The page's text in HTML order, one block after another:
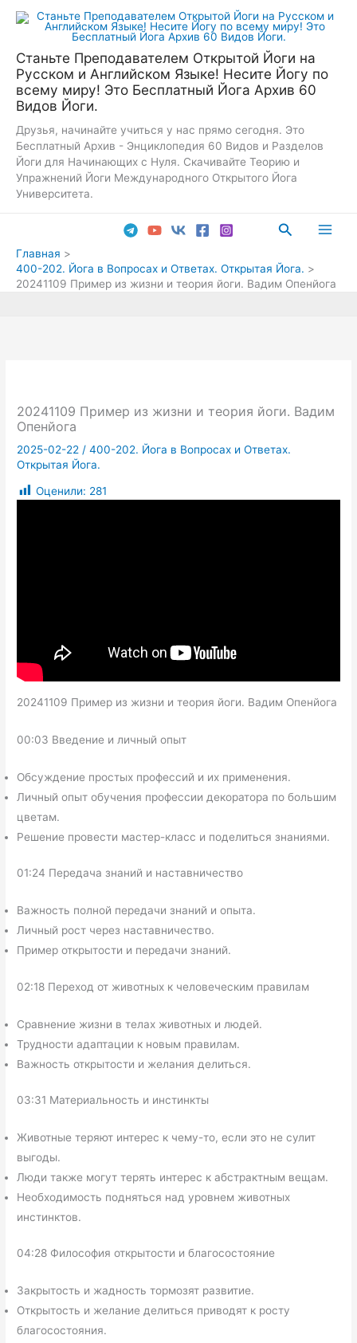
Перейти
Станьте Преподавателем Открытой Йоги на
Русском и Английском Языке! Несите Йогу по
всему миру! Это Бесплатный Йога Архив 60
Видов Йоги.
Друзья, начинайте учиться у нас прямо сегодня. Это
Бесплатный Архив - Энциклопедия 60 Видов и Разделов
Йоги для Начинающих с Нуля. Скачивайте Теорию и
Упражнений Йоги Международного Открытого Йога
Университета.
Поиск
Главная
400-202. Йога в Вопросах и Ответах. Открытая Йога.
20241109 Пример из жизни и теория йоги. Вадим Опенйога
20241109 Пример из жизни и теория йоги. Вадим
Опенйога
2025-02-22 /400-202. Йога в Вопросах и Ответах.
Открытая Йога.
Оценили: 281
20241109 Пример из жизни и теория йоги. Вадим Опенйога
00:03 Введение и личный опыт
Обсуждение простых профессий и их применения.
Личный опыт обучения профессии декоратора по большим
цветам.
Решение провести мастер-класс и поделиться знаниями.
01:24 Передача знаний и наставничество
Важность полной передачи знаний и опыта.
Личный рост через наставничество.
Пример открытости и передачи знаний.
02:18 Переход от животных к человеческим правилам
Сравнение жизни в телах животных и людей.
Трудности адаптации к новым правилам.
Важность открытости и желания делиться.
03:31 Материальность и инстинкты
Животные теряют интерес к чему-то, если это не сулит
выгоды.
Люди также могут терять интерес к абстрактным вещам.
Необходимость подняться над уровнем животных
инстинктов.
04:28 Философия открытости и благосостояние
Закрытость и жадность тормозят развитие.
Открытость и желание делиться приводят к росту
благосостояния.